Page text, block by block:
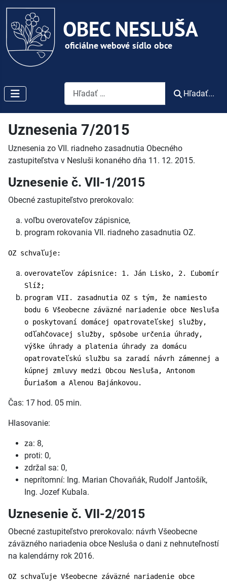
Vyhľadávanie
Hľadať...
Uznesenia 7/2015
Uznesenia zo VII. riadneho zasadnutia Obecného
zastupiteľstva v Nesluši konaného dňa 11. 12. 2015.
Uznesenie č. VII-1/2015
Obecné zastupiteľstvo prerokovalo:
voľbu overovateľov zápisnice,
program rokovania VII. riadneho zasadnutia OZ.
OZ schvaľuje:
overovateľov zápisnice: 1. Ján Lisko, 2. Ľubomír
Slíž;
program VII. zasadnutia OZ s tým, že namiesto
bodu 6 Všeobecne záväzné nariadenie obce Nesluša
o poskytovaní domácej opatrovateľskej služby,
odľahčovacej služby, spôsobe určenia úhrady,
výške úhrady a platenia úhrady za domácu
opatrovateľskú službu sa zaradí návrh zámennej a
kúpnej zmluvy medzi Obcou Nesluša, Antonom
Ďuriašom a Alenou Bajánkovou.
Čas: 17 hod. 05 min.
Hlasovanie:
za: 8,
proti: 0,
zdržal sa: 0,
neprítomní: Ing. Marian Chovaňák, Rudolf Jantošík,
Ing. Jozef Kubala.
Uznesenie č. VII-2/2015
Obecné zastupiteľstvo prerokovalo: návrh Všeobecne
záväzného nariadenia obce Nesluša o dani z nehnuteľností
na kalendárny rok 2016.
OZ schvaľuje Všeobecne záväzné nariadenie obce